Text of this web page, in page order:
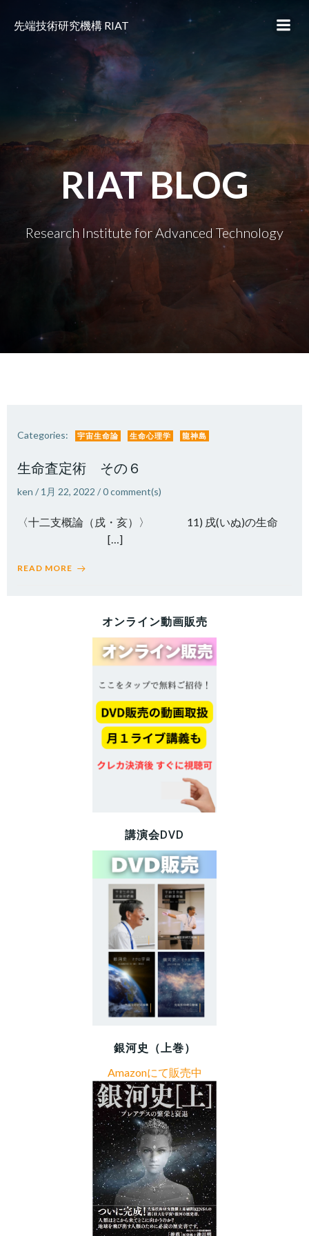
ス
キ
ッ
プ
先端技術研究機構 RIAT
RIAT BLOG
Research Institute for Advanced Technology
Categories: 宇宙生命論 生命心理学 龍神島
生命査定術 その６
ken / 1月 22, 2022 /0comment(s)
〈十二支概論（戌・亥）〉 11) 戌(いぬ)の生命
[…]
READ MORE
オンライン動画販売
講演会DVD
銀河史（上巻）
Amazonにて販売中